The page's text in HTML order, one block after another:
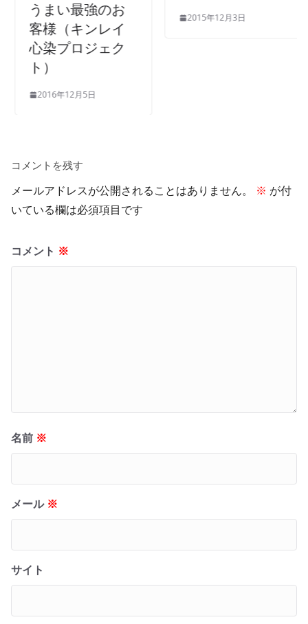
うまい最強のお
客様（キンレイ
心染プロジェク
ト）
2016年12月5日
2015年12月3日
コメントを残す
メールアドレスが公開されることはありません。 ※ が付
いている欄は必須項目です
コメント ※
名前 ※
メール ※
サイト